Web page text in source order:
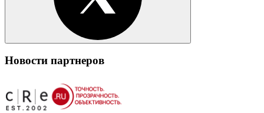
Новости партнеров